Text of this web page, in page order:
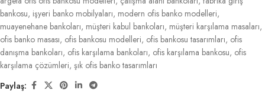
bankosu, işyeri banko mobilyaları, modern ofis banko modelleri,
muayenehane bankoları, müşteri kabul bankoları, müşteri karşılama masaları,
ofis banko masası, ofis bankosu modelleri, ofis bankosu tasarımları, ofis
danışma bankoları, ofis karşılama bankoları, ofis karşılama bankosu, ofis
karşılama çözümleri, şık ofis banko tasarımları
Paylaş: